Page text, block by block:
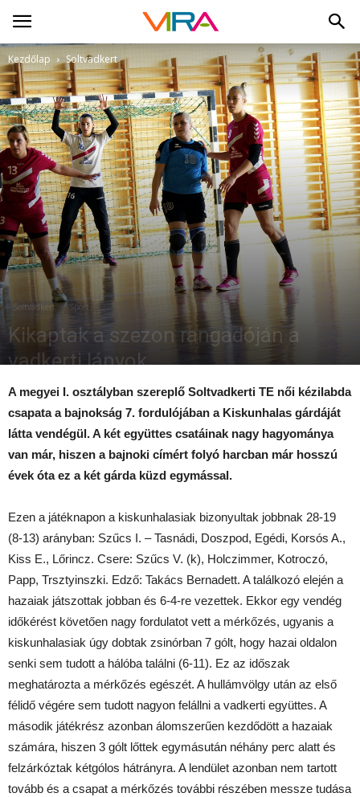
Kezdőlap Soltvadkert
Soltvadkert Sport
Kikaptak a szezon rangadóján a
vadkerti lányok
2017-11-07
A megyei I. osztályban szereplő Soltvadkerti TE női kézilabda
csapata a bajnokság 7. fordulójában a Kiskunhalas gárdáját
látta vendégül. A két együttes csatáinak nagy hagyománya
van már, hiszen a bajnoki címért folyó harcban már hosszú
évek óta ez a két gárda küzd egymással.
Ezen a játéknapon a kiskunhalasiak bizonyultak jobbnak 28-19
(8-13) arányban: Szűcs I. – Tasnádi, Doszpod, Egédi, Korsós A.,
Kiss E., Lőrincz. Csere: Szűcs V. (k), Holczimmer, Kotroczó,
Papp, Trsztyinszki. Edző: Takács Bernadett. A találkozó elején a
hazaiak játszottak jobban és 6-4-re vezettek. Ekkor egy vendég
időkérést követően nagy fordulatot vett a mérkőzés, ugyanis a
kiskunhalasiak úgy dobtak zsinórban 7 gólt, hogy hazai oldalon
senki sem tudott a hálóba találni (6-11). Ez az időszak
meghatározta a mérkőzés egészét. A hullámvölgy után az első
félidő végére sem tudott nagyon felállni a vadkerti együttes. A
második játékrész azonban álomszerűen kezdődött a hazaiak
számára, hiszen 3 gólt lőttek egymásután néhány perc alatt és
felzárkóztak kétgólos hátrányra. A lendület azonban nem tartott
tovább és a csapat a mérkőzés további részében messze tudása